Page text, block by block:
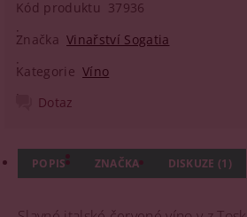
Kód produktu 37936
Značka Vinařství Sogatia
Kategorie Víno
Dotaz
POPIS ZNAČKA DISKUZE (1)